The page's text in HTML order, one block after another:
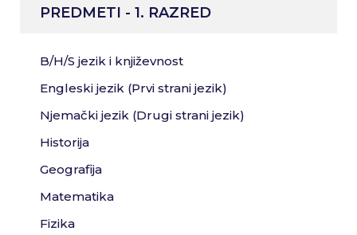
PREDMETI - 1. RAZRED
B/H/S jezik i književnost
Engleski jezik (Prvi strani jezik)
Njemački jezik (Drugi strani jezik)
Historija
Geografija
Matematika
Fizika